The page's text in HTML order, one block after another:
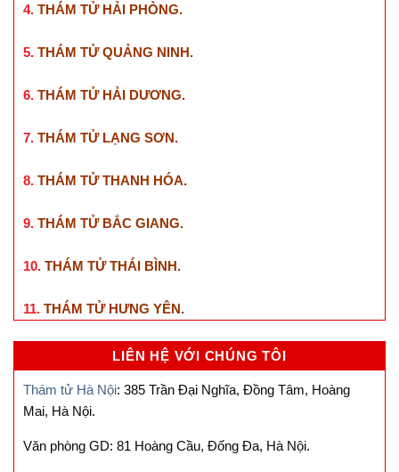
4. THÁM TỬ HẢI PHÒNG.
5. THÁM TỬ QUẢNG NINH.
6. THÁM TỬ HẢI DƯƠNG.
7. THÁM TỬ LẠNG SƠN.
8. THÁM TỬ THANH HÓA.
9. THÁM TỬ BẮC GIANG.
10. THÁM TỬ THÁI BÌNH.
11. THÁM TỬ HƯNG YÊN.
LIÊN HỆ VỚI CHÚNG TÔI
Thám tử Hà Nội: 385 Trần Đại Nghĩa, Đồng Tâm, Hoàng
Mai, Hà Nội.
Văn phòng GD: 81 Hoàng Cầu, Đống Đa, Hà Nội.